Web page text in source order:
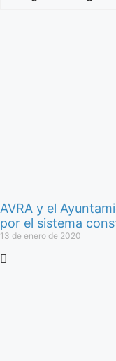
AVRA y el
por el sistema
13 de enero de 2020